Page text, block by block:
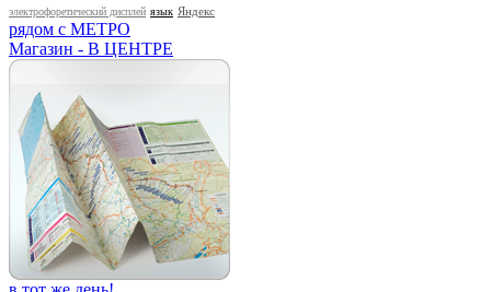
электрофоретический дисплей язык Яндекс
рядом с МЕТРО
Магазин - В ЦЕНТРЕ